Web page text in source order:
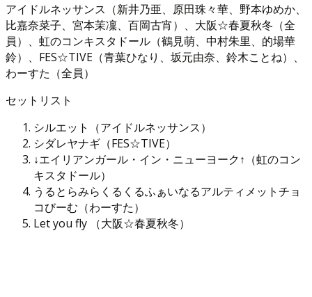
アイドルネッサンス（新井乃亜、原田珠々華、野本ゆめか、
比嘉奈菜子、宮本茉凜、百岡古宵）、大阪☆春夏秋冬（全
員）、虹のコンキスタドール（鶴見萌、中村朱里、的場華
鈴）、FES☆TIVE（青葉ひなり、坂元由奈、鈴木ことね）、
わーすた（全員）
セットリスト
シルエット（アイドルネッサンス）
シダレヤナギ（FES☆TIVE）
↓エイリアンガール・イン・ニューヨーク↑（虹のコン
キスタドール）
うるとらみらくるくるふぁいなるアルティメットチョ
コびーむ（わーすた）
Let you fly （大阪☆春夏秋冬）